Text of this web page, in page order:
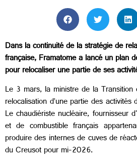
Dans la continuité de la stratégie de
française, Framatome a lancé un plan
pour relocaliser une partie de ses
Le 3 mars, la ministre de la
relocalisation d’une partie des activités
Le chaudiériste nucléaire, fournisseur
et de combustible français
produire des internes de cuves de
du Creusot pour mi-2026.